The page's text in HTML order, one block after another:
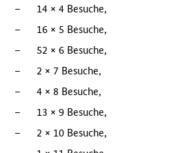
–
14 × 4 Besuche,
–
16 × 5 Besuche,
–
52 × 6 Besuche,
–
2 × 7 Besuche,
–
4 × 8 Besuche,
–
13 × 9 Besuche,
–
2 × 10 Besuche,